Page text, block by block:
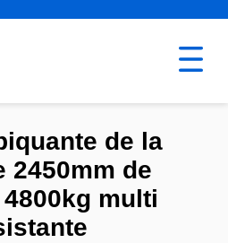
de la
2450mm de
multi